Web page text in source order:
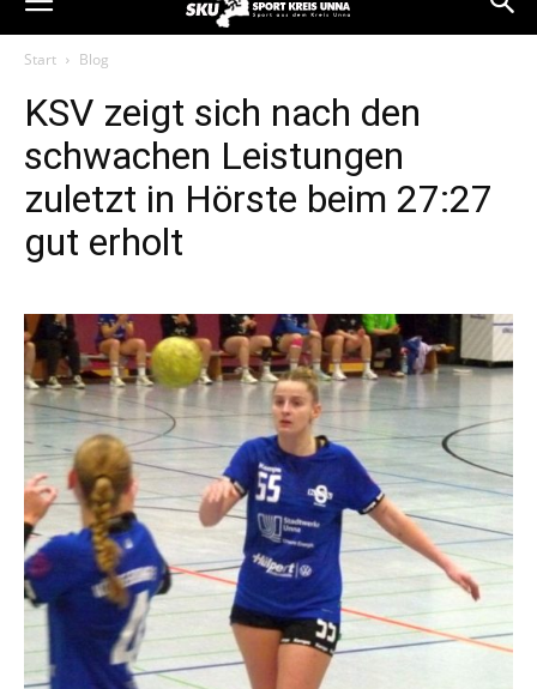
Start Blog
KSV zeigt sich nach den
schwachen Leistungen
zuletzt in Hörste beim 27:27
gut erholt